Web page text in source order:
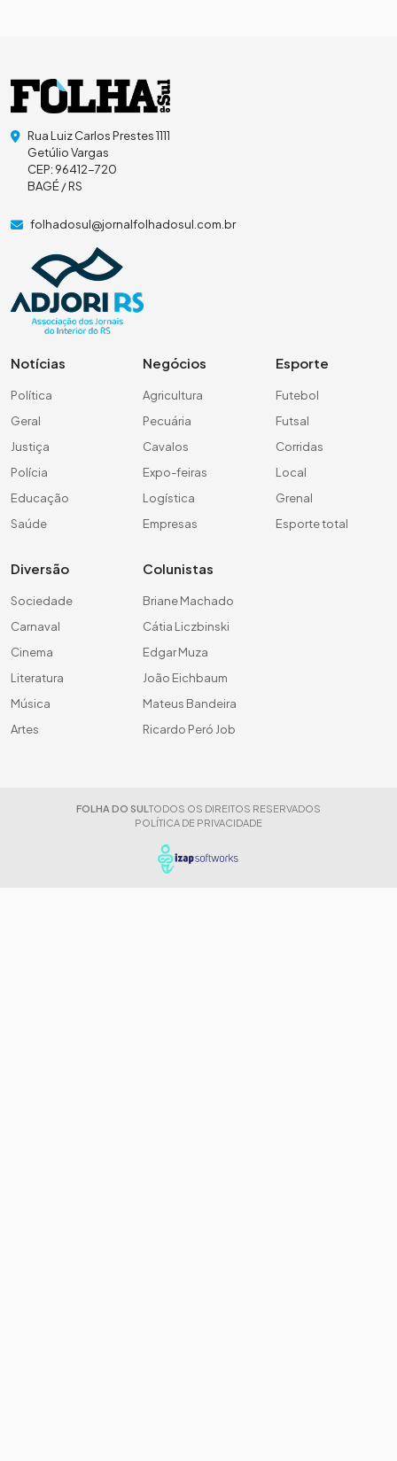
Rua Luiz Carlos Prestes 1111
Getúlio Vargas
CEP: 96412-720
BAGÉ / RS
folhadosul@jornalfolhadosul.com.br
Notícias
Política
Geral
Justiça
Polícia
Educação
Saúde
Negócios
Agricultura
Pecuária
Cavalos
Expo-feiras
Logística
Empresas
Esporte
Futebol
Futsal
Corridas
Local
Grenal
Esporte total
Diversão
Sociedade
Carnaval
Cinema
Literatura
Música
Artes
Colunistas
Briane Machado
Cátia Liczbinski
Edgar Muza
João Eichbaum
Mateus Bandeira
Ricardo Peró Job
FOLHA DO SUL TODOS OS DIREITOS RESERVADOS
POLÍTICA DE PRIVACIDADE